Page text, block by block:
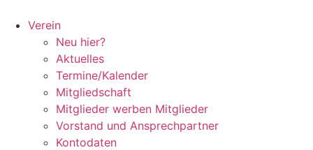
Inhalt
springen
Verein
Neu hier?
Aktuelles
Termine/Kalender
Mitgliedschaft
Mitglieder werben Mitglieder
Vorstand und Ansprechpartner
Kontodaten